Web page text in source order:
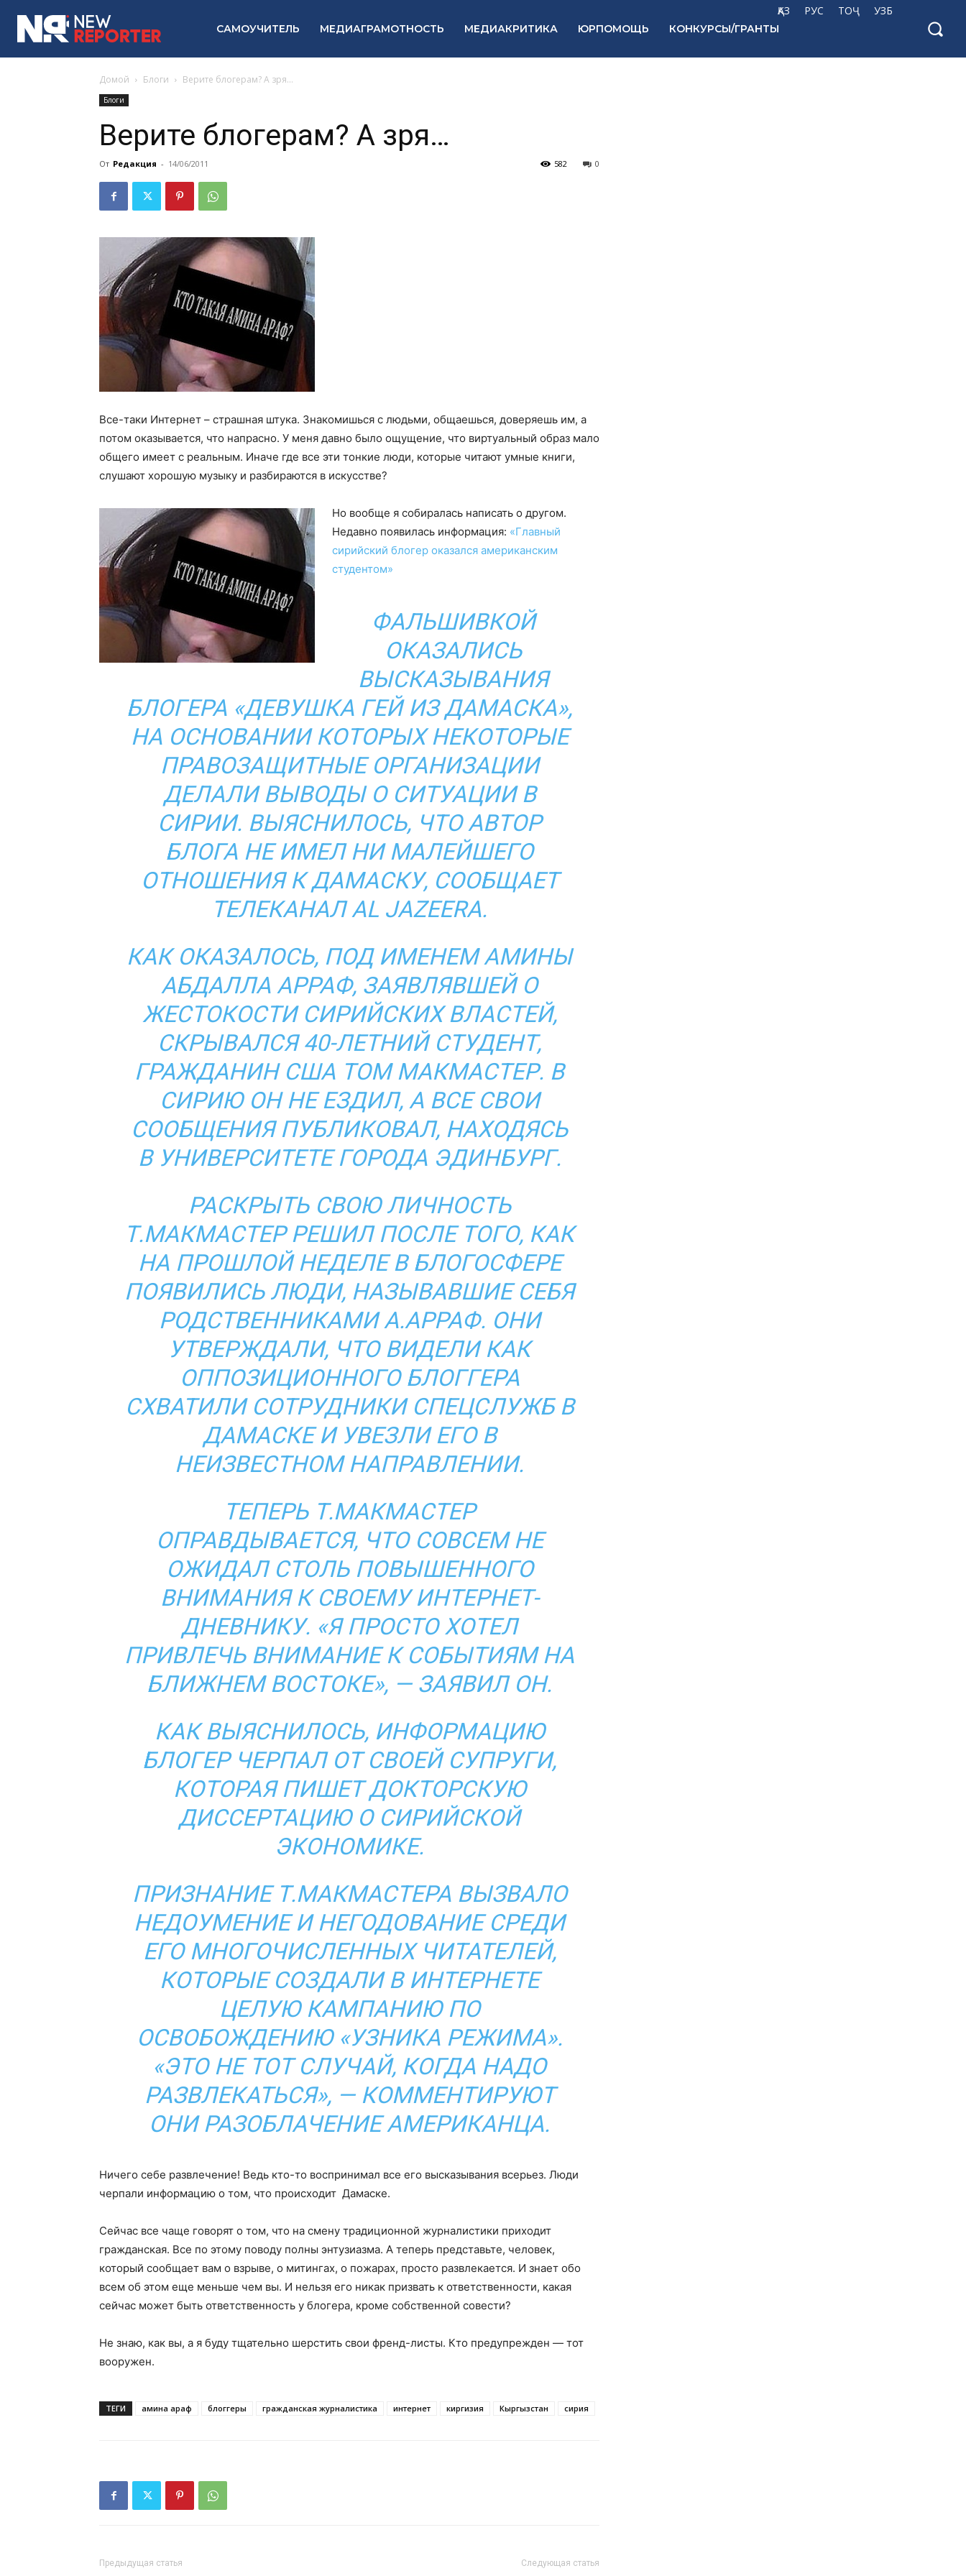
ҚАЗ РУС ТОҶ УЗБ
САМОУЧИТЕЛЬ МЕДИАГРАМОТНОСТЬ МЕДИАКРИТИКА ЮРПОМОЩЬ КОНКУРСЫ/ГРАНТЫ
Домой Блоги Верите блогерам? А зря…
Блоги
Верите блогерам? А зря…
От Редакция - 14/06/2011 0
582
Все-таки Интернет – страшная штука. Знакомишься с людьми, общаешься, доверяешь им, а
потом оказывается, что напрасно. У меня давно было ощущение, что виртуальный образ мало
общего имеет с реальным. Иначе где все эти тонкие люди, которые читают умные книги,
слушают хорошую музыку и разбираются в искусстве?
Но вообще я собиралась написать о другом.
Недавно появилась информация: «Главный
сирийский блогер оказался американским
студентом»
ФАЛЬШИВКОЙ
ОКАЗАЛИСЬ
ВЫСКАЗЫВАНИЯ
БЛОГЕРА «ДЕВУШКА ГЕЙ ИЗ ДАМАСКА»,
НА ОСНОВАНИИ КОТОРЫХ НЕКОТОРЫЕ
ПРАВОЗАЩИТНЫЕ ОРГАНИЗАЦИИ
ДЕЛАЛИ ВЫВОДЫ О СИТУАЦИИ В
СИРИИ. ВЫЯСНИЛОСЬ, ЧТО АВТОР
БЛОГА НЕ ИМЕЛ НИ МАЛЕЙШЕГО
ОТНОШЕНИЯ К ДАМАСКУ, СООБЩАЕТ
ТЕЛЕКАНАЛ AL JAZEERA.
КАК ОКАЗАЛОСЬ, ПОД ИМЕНЕМ АМИНЫ
АБДАЛЛА АРРАФ, ЗАЯВЛЯВШЕЙ О
ЖЕСТОКОСТИ СИРИЙСКИХ ВЛАСТЕЙ,
СКРЫВАЛСЯ 40-ЛЕТНИЙ СТУДЕНТ,
ГРАЖДАНИН США ТОМ МАКМАСТЕР. В
СИРИЮ ОН НЕ ЕЗДИЛ, А ВСЕ СВОИ
СООБЩЕНИЯ ПУБЛИКОВАЛ, НАХОДЯСЬ
В УНИВЕРСИТЕТЕ ГОРОДА ЭДИНБУРГ.
РАСКРЫТЬ СВОЮ ЛИЧНОСТЬ
Т.МАКМАСТЕР РЕШИЛ ПОСЛЕ ТОГО, КАК
НА ПРОШЛОЙ НЕДЕЛЕ В БЛОГОСФЕРЕ
ПОЯВИЛИСЬ ЛЮДИ, НАЗЫВАВШИЕ СЕБЯ
РОДСТВЕННИКАМИ А.АРРАФ. ОНИ
УТВЕРЖДАЛИ, ЧТО ВИДЕЛИ КАК
ОППОЗИЦИОННОГО БЛОГГЕРА
СХВАТИЛИ СОТРУДНИКИ СПЕЦСЛУЖБ В
ДАМАСКЕ И УВЕЗЛИ ЕГО В
НЕИЗВЕСТНОМ НАПРАВЛЕНИИ.
ТЕПЕРЬ Т.МАКМАСТЕР
ОПРАВДЫВАЕТСЯ, ЧТО СОВСЕМ НЕ
ОЖИДАЛ СТОЛЬ ПОВЫШЕННОГО
ВНИМАНИЯ К СВОЕМУ ИНТЕРНЕТ-
ДНЕВНИКУ. «Я ПРОСТО ХОТЕЛ
ПРИВЛЕЧЬ ВНИМАНИЕ К СОБЫТИЯМ НА
БЛИЖНЕМ ВОСТОКЕ», — ЗАЯВИЛ ОН.
КАК ВЫЯСНИЛОСЬ, ИНФОРМАЦИЮ
БЛОГЕР ЧЕРПАЛ ОТ СВОЕЙ СУПРУГИ,
КОТОРАЯ ПИШЕТ ДОКТОРСКУЮ
ДИССЕРТАЦИЮ О СИРИЙСКОЙ
ЭКОНОМИКЕ.
ПРИЗНАНИЕ Т.МАКМАСТЕРА ВЫЗВАЛО
НЕДОУМЕНИЕ И НЕГОДОВАНИЕ СРЕДИ
ЕГО МНОГОЧИСЛЕННЫХ ЧИТАТЕЛЕЙ,
КОТОРЫЕ СОЗДАЛИ В ИНТЕРНЕТЕ
ЦЕЛУЮ КАМПАНИЮ ПО
ОСВОБОЖДЕНИЮ «УЗНИКА РЕЖИМА».
«ЭТО НЕ ТОТ СЛУЧАЙ, КОГДА НАДО
РАЗВЛЕКАТЬСЯ», — КОММЕНТИРУЮТ
ОНИ РАЗОБЛАЧЕНИЕ АМЕРИКАНЦА.
Ничего себе развлечение! Ведь кто-то воспринимал все его высказывания всерьез. Люди
черпали информацию о том, что происходит Дамаске.
Сейчас все чаще говорят о том, что на смену традиционной журналистики приходит
гражданская. Все по этому поводу полны энтузиазма. А теперь представьте, человек,
который сообщает вам о взрыве, о митингах, о пожарах, просто развлекается. И знает обо
всем об этом еще меньше чем вы. И нельзя его никак призвать к ответственности, какая
сейчас может быть ответственность у блогера, кроме собственной совести?
Не знаю, как вы, а я буду тщательно шерстить свои френд-листы. Кто предупрежден — тот
вооружен.
ТЕГИ амина араф блоггеры гражданская журналистика интернет киргизия Кыргызстан сирия
Предыдущая статья Следующая статья